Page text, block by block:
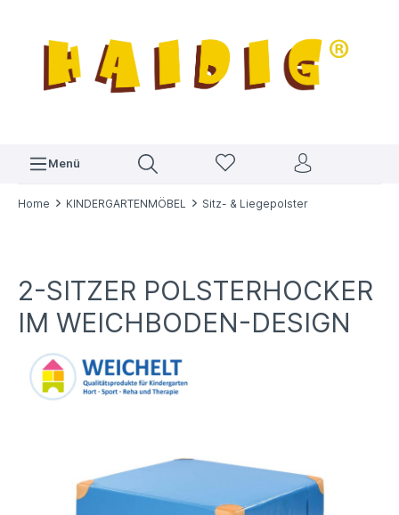
Menü
Home KINDERGARTENMÖBEL Sitz- & Liegepolster
2-SITZER POLSTERHOCKER
IM WEICHBODEN-DESIGN